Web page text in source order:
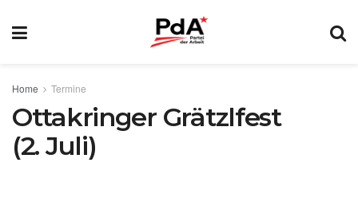
Home Termine
Ottakringer Grätzlfest
(2. Juli)